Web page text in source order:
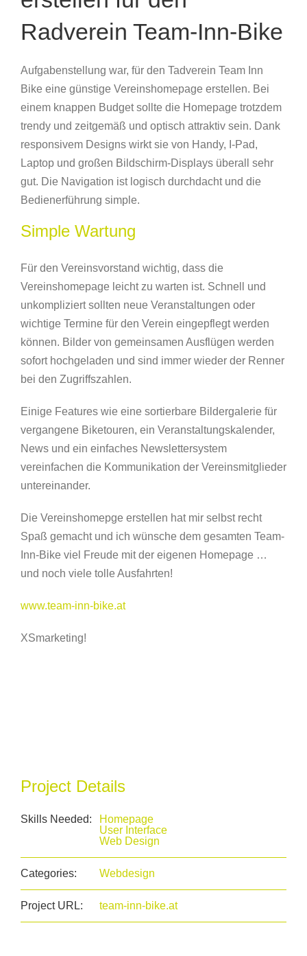
Radverein Team-Inn-Bike
Aufgabenstellung war, für den Tadverein Team Inn
Bike eine günstige Vereinshomepage erstellen. Bei
einem knappen Budget sollte die Homepage trotzdem
trendy und zeitgemäß und optisch attraktiv sein. Dank
responsivem Designs wirkt sie von Handy, I-Pad,
Laptop und großen Bildschirm-Displays überall sehr
gut. Die Navigation ist logisch durchdacht und die
Bedienerführung simple.
Simple Wartung
Für den Vereinsvorstand wichtig, dass die
Vereinshomepage leicht zu warten ist. Schnell und
unkompliziert sollten neue Veranstaltungen oder
wichtige Termine für den Verein eingepflegt werden
können. Bilder von gemeinsamen Ausflügen werden
sofort hochgeladen und sind immer wieder der Renner
bei den Zugriffszahlen.
Einige Features wie eine sortierbare Bildergalerie für
vergangene Biketouren, ein Veranstaltungskalender,
News und ein einfaches Newslettersystem
vereinfachen die Kommunikation der Vereinsmitglieder
untereinander.
Die Vereinshomepge erstellen hat mir selbst recht
Spaß gemacht und ich wünsche dem gesamten Team-
Inn-Bike viel Freude mit der eigenen Homepage …
und noch viele tolle Ausfahrten!
www.team-inn-bike.at
XSmarketing!
Project Details
Skills Needed:
Homepage
User Interface
Web Design
Categories: Webdesign
Project URL: team-inn-bike.at